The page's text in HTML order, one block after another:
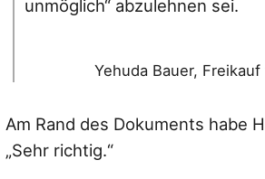
unmöglich“ abzulehnen sei.
Yehuda Bauer,
Am Rand des Dokuments habe
„Sehr richtig.“